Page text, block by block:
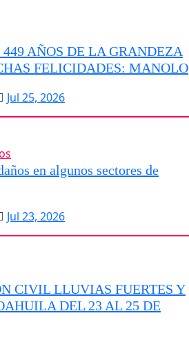
AÑOS DE LA GRANDEZA
FELICIDADES: MANOLO
Jul 25, 2026
en algunos sectores de
Jul 23, 2026
CIVIL LLUVIAS FUERTES Y
DEL 23 AL 25 DE